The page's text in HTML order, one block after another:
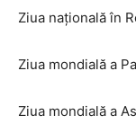
Ziua națională în
Ziua mondială a
Ziua mondială a